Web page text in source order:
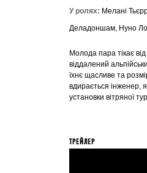
У ролях: Мелані
Деладоншам, Нуно
Молода пара тікає
віддалений
їхнє щасливе та
вдирається інженер,
установки вітряної
ТРЕЙЛЕР